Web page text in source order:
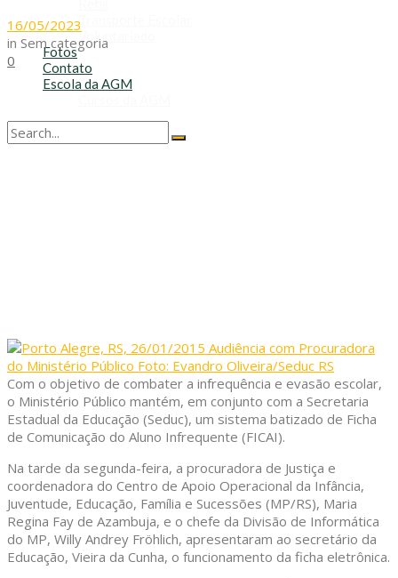
Transporte Escolar
Voluntariado
Fotos
Contato
Escola da AGM
16/05/2023
in Sem categoria
0
Com o objetivo de combater a infrequência e evasão escolar,
o Ministério Público mantém, em conjunto com a Secretaria
Estadual da Educação (Seduc), um sistema batizado de Ficha
de Comunicação do Aluno Infrequente (FICAI).
Na tarde da segunda-feira, a procuradora de Justiça e
coordenadora do Centro de Apoio Operacional da Infância,
Juventude, Educação, Família e Sucessões (MP/RS), Maria
Regina Fay de Azambuja, e o chefe da Divisão de Informática
do MP, Willy Andrey Fröhlich, apresentaram ao secretário da
Educação, Vieira da Cunha, o funcionamento da ficha eletrônica.